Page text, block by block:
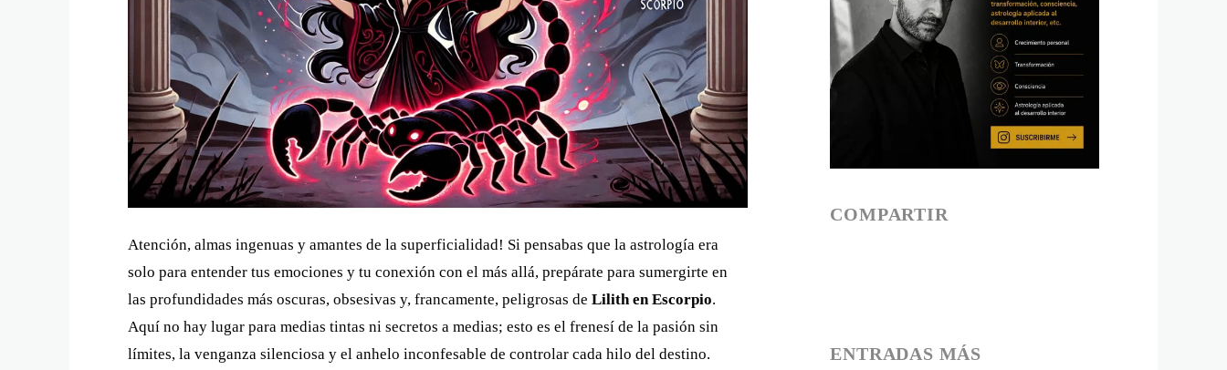
Atención, almas ingenuas y amantes de la superficialidad! Si pensabas que la astrología era
solo para entender tus emociones y tu conexión con el más allá, prepárate para sumergirte en
las profundidades más oscuras, obsesivas y, francamente, peligrosas de Lilith en Escorpio.
Aquí no hay lugar para medias tintas ni secretos a medias; esto es el frenesí de la pasión sin
límites, la venganza silenciosa y el anhelo inconfesable de controlar cada hilo del destino.
COMPARTIR
ENTRADAS MÁS